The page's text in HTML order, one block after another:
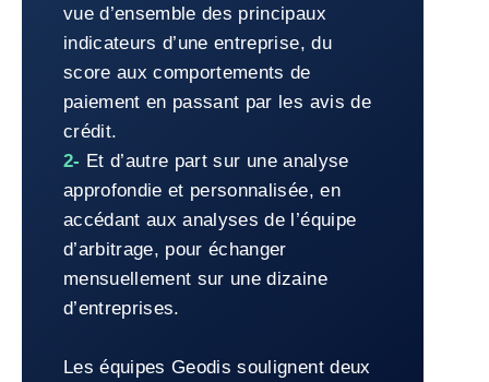
vue d’ensemble des principaux
indicateurs d’une entreprise, du
score aux comportements de
paiement en passant par les avis de
crédit.
2- Et d’autre part sur une analyse
approfondie et personnalisée, en
accédant aux analyses de l’équipe
d’arbitrage, pour échanger
mensuellement sur une dizaine
d’entreprises.
Les équipes Geodis soulignent deux